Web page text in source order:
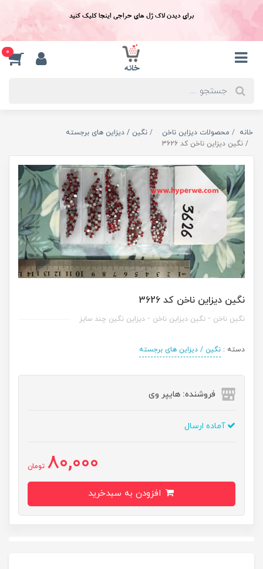
برای دیدن لاک ژل های حراجی اینجا کلیک کنید
0
خانه محصولات دیزاین ناخن
نگین / دیزاین های برجسته
نگين ديزاين ناخن کد 3626
نگين ديزاين ناخن کد 3626
نگین ناخن - نگین دیزاین ناخن - دیزاین نگین چند سایز
دسته : نگین / دیزاین های برجسته
فروشنده: هایپر وی
آماده ارسال
80,000 تومان